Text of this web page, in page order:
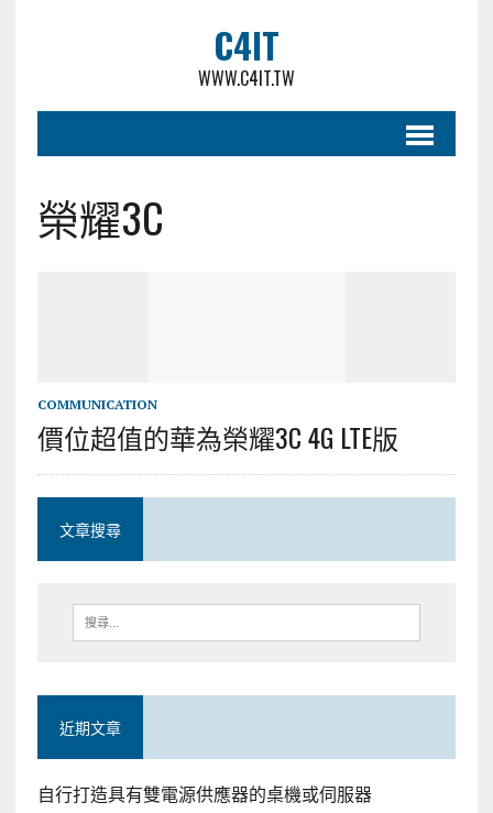
C4IT
WWW.C4IT.TW
榮耀3C
COMMUNICATION
價位超值的華為榮耀3C 4G LTE版
文章搜尋
近期文章
自行打造具有雙電源供應器的桌機或伺服器